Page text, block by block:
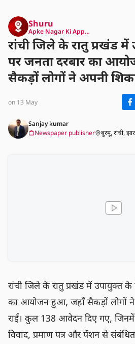
Shuru
Apke Nagar Ki App…
रांची जिले के रातु प्रखंड में
पर जनता दरबार का
सैकड़ों लोगों ने अपनी
कुल 138 आवेदन दिए
मामले ज़मीन विवाद,
संबंधित थे। अंचल अधिकारी
समाधान का भरोसा देते
on 13 May
Sanjay kumar
Newspaper publisher
बुरमू, रांची,
रांची जिले के रातु प्रखंड में उपायुक्त के
का आयोजन हुआ, जहाँ सैकड़ों लोगों ने
राईं। कुल 138 आवेदन दिए गए,
विवाद, प्रमाण पत्र और पेंशन से